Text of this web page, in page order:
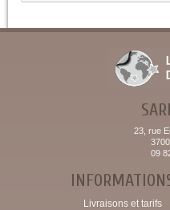
23, rue
09
Livraisons et tarifs